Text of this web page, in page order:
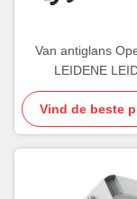
Van antiglans
LEIDENE
Sportenlichten
Lichte IK09
Vind de beste